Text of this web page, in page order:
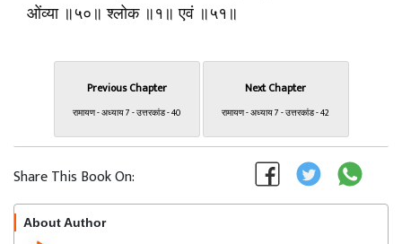
ओंव्या ॥५०॥ श्लोक ॥१॥ एवं ॥५१॥
Previous Chapter
रामायण - अध्याय 7 - उत्तरकांड - 40
Next Chapter
रामायण - अध्याय 7 - उत्तरकांड - 42
Share This Book On:
About Author